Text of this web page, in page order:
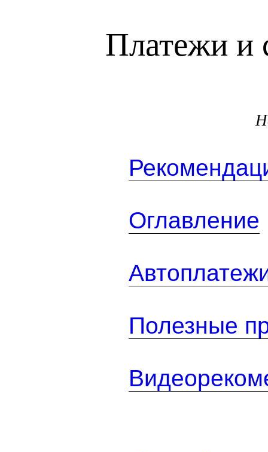
Платежи и
Оглавление
Полезные